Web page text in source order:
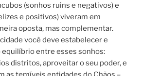
(sonhos ruins e negativos) e
e positivos) viveram em
oposta, mas complementar.
você deve estabelecer e
entre esses sonhos:
distritos, aproveitar o seu poder, e